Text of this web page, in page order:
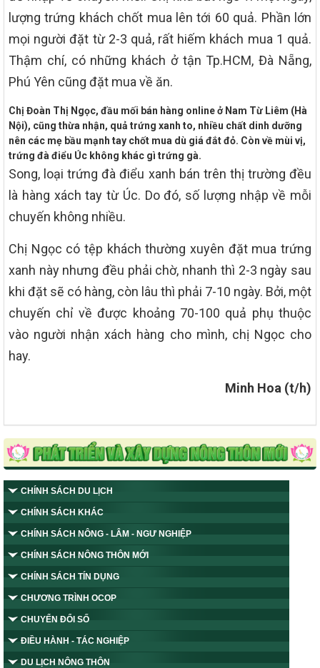
lượng trứng khách chốt mua lên tới 60 quả. Phần lớn
mọi người đặt từ 2-3 quả, rất hiếm khách mua 1 quả.
Thậm chí, có những khách ở tận Tp.HCM, Đà Nẵng,
Phú Yên cũng đặt mua về ăn.
Chị Đoàn Thị Ngọc, đầu mối bán hàng online ở Nam Từ Liêm (Hà
Nội), cũng thừa nhận, quả trứng xanh to, nhiều chất dinh dưỡng
nên các mẹ bầu mạnh tay chốt mua dù giá đắt đỏ. Còn về mùi vị,
trứng đà điểu Úc không khác gì trứng gà.
Song, loại trứng đà điểu xanh bán trên thị trường đều
là hàng xách tay từ Úc. Do đó, số lượng nhập về mỗi
chuyến không nhiều.
Chị Ngọc có tệp khách thường xuyên đặt mua trứng
xanh này nhưng đều phải chờ, nhanh thì 2-3 ngày sau
khi đặt sẽ có hàng, còn lâu thì phải 7-10 ngày. Bởi, một
chuyến chỉ về được khoảng 70-100 quả phụ thuộc
vào người nhận xách hàng cho mình, chị Ngọc cho
hay.
Minh Hoa (t/h)
CHÍNH SÁCH DU LỊCH
CHÍNH SÁCH KHÁC
CHÍNH SÁCH NÔNG - LÂM - NGƯ NGHIỆP
CHÍNH SÁCH NÔNG THÔN MỚI
CHÍNH SÁCH TÍN DỤNG
CHƯƠNG TRÌNH OCOP
CHUYỂN ĐỔI SỐ
ĐIỀU HÀNH - TÁC NGHIỆP
DU LỊCH NÔNG THÔN